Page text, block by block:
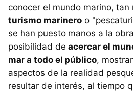
conocer el mundo marino, tan
turismo marinero o
se han puesto manos a la
posibilidad de acercar el
mar a todo el público,
aspectos de la realidad
resultar de interés, al tiempo